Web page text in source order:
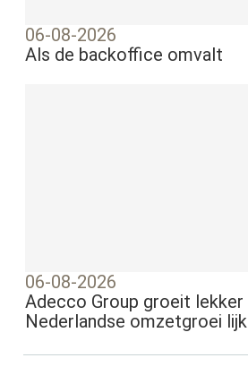
06-08-2026
Als de backoffice omvalt
06-08-2026
Adecco Group groeit lekker
Nederlandse omzetgroei